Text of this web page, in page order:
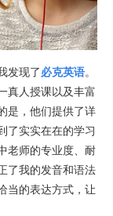
发现了必克英语。
真人授课以及丰富
是，他们提供了详
了实实在在的学习
老师的专业度、耐
了我的发音和语法
当的表达方式，让